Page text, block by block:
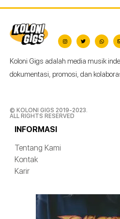
Koloni Gigs adalah media musik
dokumentasi, promosi, dan
© KOLONI GIGS 2019-2023.
ALL RIGHTS RESERVED
INFORMASI
Tentang Kami
Kontak
Karir